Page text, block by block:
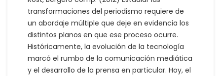
transformaciones del periodismo requiere de
un abordaje múltiple que deje en evidencia los
distintos planos en que ese proceso ocurre.
Históricamente, la evolución de la tecnología
marcó el rumbo de la comunicación mediática
y el desarrollo de la prensa en particular. Hoy, el